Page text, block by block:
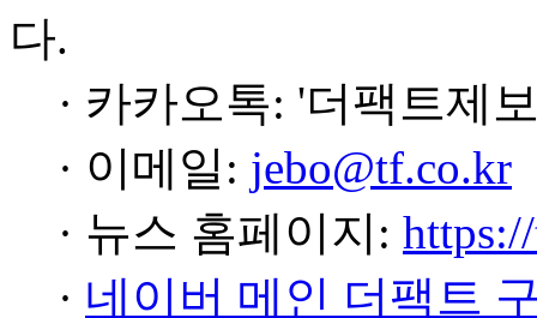
다.
· 카카오톡: '더팩트제
· 이메일: jebo@tf.co.kr
· 뉴스 홈페이지:
· 네이버 메인 더팩트